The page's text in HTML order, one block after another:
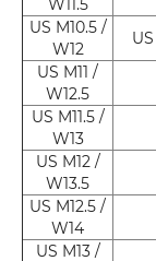
W11.5
US M10.5 /
W12
US M11 /
W12.5
US M11.5 /
W13
US M12 /
W13.5
US M12.5 /
W14
US M13 /